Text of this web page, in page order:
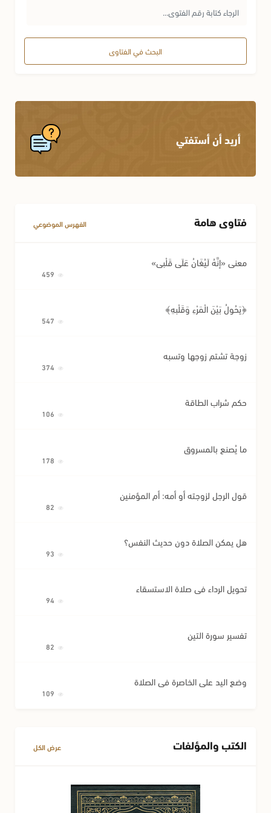
البحث في الفتاوى
أريد أن أستفتي
فتاوى هامة الفهرس الموضوعي
معنى «إِنَّهُ لَيُغَانُ عَلَى قَلْبِي»
﴿يَحُولُ بَيْنَ الْمَرْءِ وَقَلْبِهِ﴾
زوجة تشتم زوجها وتسبه
حكم شراب الطاقة
ما يُصنع بالمسروق
قول الرجل لزوجته أو أمه: أم المؤمنين
هل يمكن الصلاة دون حديث النفس؟
تحويل الرداء في صلاة الاستسقاء
تفسير سورة التين
وضع اليد على الخاصرة في الصلاة
الكتب والمؤلفات عرض الكل